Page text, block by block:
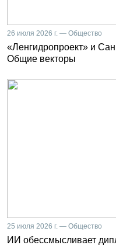
26 июля 2026 г. — Общество
«Ленгидропроект» и
Общие векторы
25 июля 2026 г. — Общество
ИИ обессмысливает